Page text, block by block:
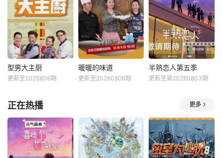
型男大主厨
更新至2026806期
暖暖的味道
更新至20260806期
半熟恋人第五季
更新至第20260803期
正在热播 更多